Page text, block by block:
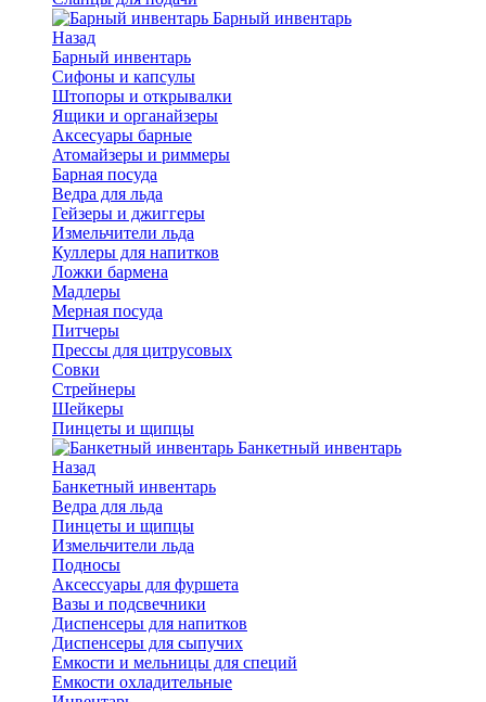
Барный инвентарь
Назад
Барный инвентарь
Сифоны и капсулы
Штопоры и открывалки
Ящики и органайзеры
Аксесуары барные
Атомайзеры и риммеры
Барная посуда
Ведра для льда
Гейзеры и джиггеры
Измельчители льда
Куллеры для напитков
Ложки бармена
Мадлеры
Мерная посуда
Питчеры
Прессы для цитрусовых
Совки
Стрейнеры
Шейкеры
Пинцеты и щипцы
Банкетный инвентарь
Назад
Банкетный инвентарь
Ведра для льда
Пинцеты и щипцы
Измельчители льда
Подносы
Аксессуары для фуршета
Вазы и подсвечники
Диспенсеры для напитков
Диспенсеры для сыпучих
Емкости и мельницы для специй
Емкости охладительные